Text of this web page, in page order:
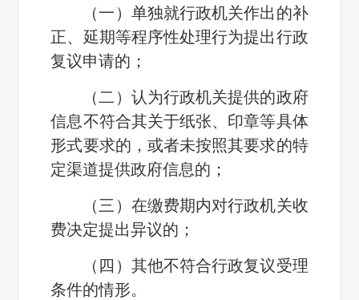
（一）单独就行政机关作出的补
正、延期等程序性处理行为提出行政
复议申请的；
（二）认为行政机关提供的政府
信息不符合其关于纸张、印章等具体
形式要求的，或者未按照其要求的特
定渠道提供政府信息的；
（三）在缴费期内对行政机关收
费决定提出异议的；
（四）其他不符合行政复议受理
条件的情形。